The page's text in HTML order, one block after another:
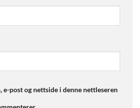
e-post og nettside i denne nettleseren